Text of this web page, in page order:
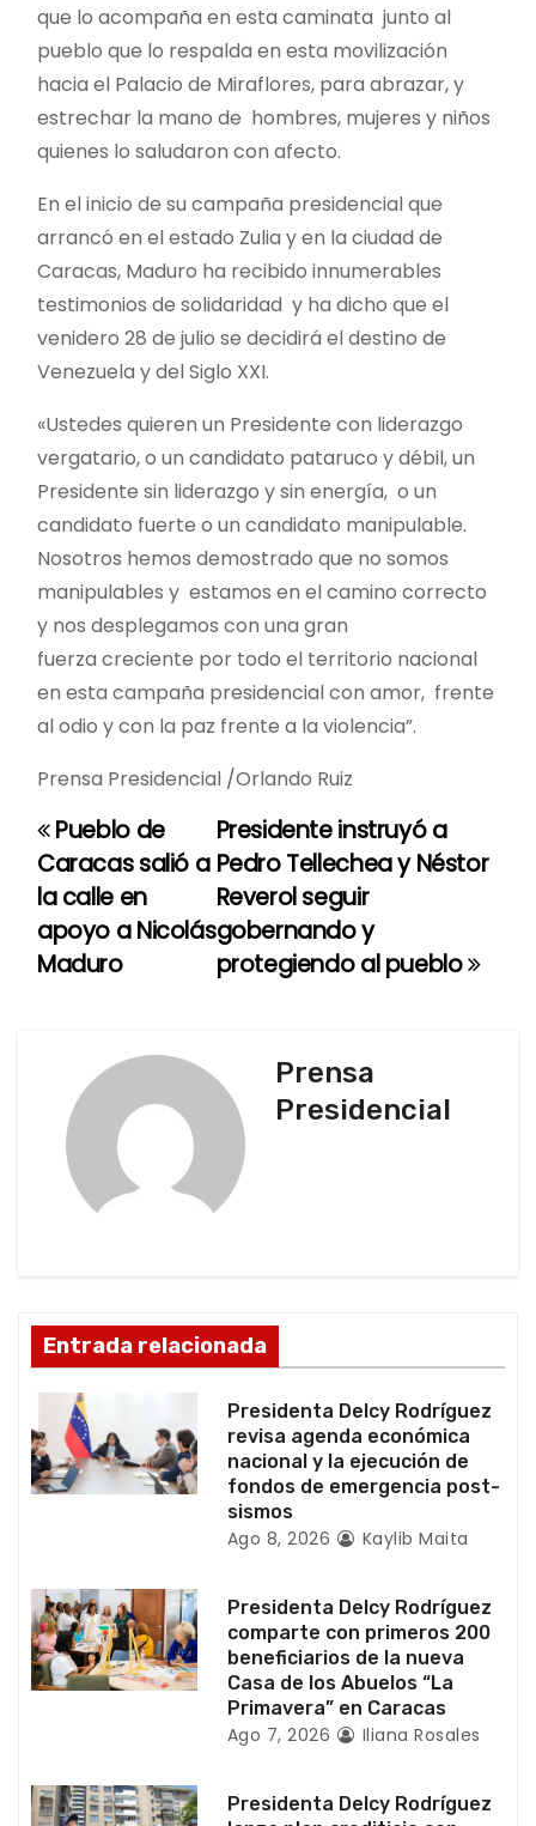
que lo acompaña en esta caminata junto al
pueblo que lo respalda en esta movilización
hacia el Palacio de Miraflores, para abrazar, y
estrechar la mano de hombres, mujeres y niños
quienes lo saludaron con afecto.
En el inicio de su campaña presidencial que
arrancó en el estado Zulia y en la ciudad de
Caracas, Maduro ha recibido innumerables
testimonios de solidaridad y ha dicho que el
venidero 28 de julio se decidirá el destino de
Venezuela y del Siglo XXI.
«Ustedes quieren un Presidente con liderazgo
vergatario, o un candidato pataruco y débil, un
Presidente sin liderazgo y sin energía, o un
candidato fuerte o un candidato manipulable.
Nosotros hemos demostrado que no somos
manipulables y estamos en el camino correcto
y nos desplegamos con una gran
fuerza creciente por todo el territorio nacional
en esta campaña presidencial con amor, frente
al odio y con la paz frente a la violencia”.
Prensa Presidencial /Orlando Ruiz
N
a
v
d
e
e
n
r
a
d
s
Presidente instruyó a
Pedro Tellechea y Néstor
Reverol seguir
gobernando y
protegiendo al pueblo
Pueblo de
Caracas salió a
la calle en
apoyo a Nicolás
Maduro
Prensa
Presidencial
Entrada relacionada
Presidenta Delcy Rodríguez
revisa agenda económica
nacional y la ejecución de
fondos de emergencia post-
sismos
Ago 8, 2026 Kaylib Maita
Presidenta Delcy Rodríguez
comparte con primeros 200
beneficiarios de la nueva
Casa de los Abuelos “La
Primavera” en Caracas
Ago 7, 2026 Iliana Rosales
Presidenta Delcy Rodríguez